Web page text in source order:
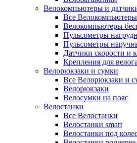
Велокомпьютеры и
Все
Велокомпьютеры
Пульсометры
Пульсометры
Датчики скорости и
Крепления для
Велорюкзаки и сумки
Все Велорюкзаки и
Велорюкзаки
Велосумки на пояс
Велостанки
Все Велостанки
Велостанки smart
Велостанки под